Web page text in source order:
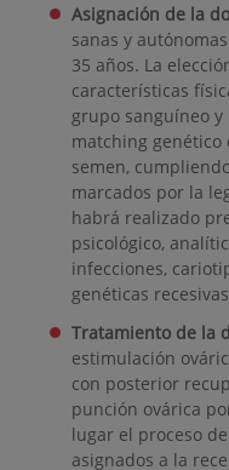
Asignación de la
sanas y
35 años. La
características
grupo sanguíneo
matching genético
semen,
marcados por la
habrá realizado
psicológico,
infecciones,
genéticas
Tratamiento de la
estimulación
con posterior
punción ovárica
lugar el proceso
asignados a la